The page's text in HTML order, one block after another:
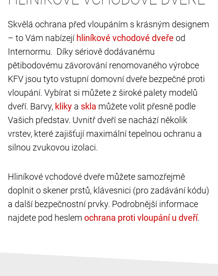
Skvělá ochrana před vloupáním s krásným designem
– to Vám nabízejí
od
Internormu. Díky sériově dodávanému
pětibodovému závorování renomovaného výrobce
KFV jsou tyto vstupní domovní dveře bezpečné proti
vloupání. Vybírat si můžete z široké palety modelů
dveří. Barvy,
a
můžete volit přesně podle
Vašich představ. Uvnitř dveří se nachází několik
vrstev, které zajišťují maximální tepelnou ochranu a
silnou zvukovou izolaci.
Hliníkové vchodové dveře můžete samozřejmě
doplnit o skener prstů, klávesnici (pro zadávání kódu)
a další bezpečnostní prvky. Podrobnější informace
najdete pod heslem
.